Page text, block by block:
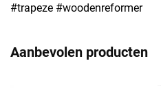
#trapeze #woodenreformer
Aanbevolen producten